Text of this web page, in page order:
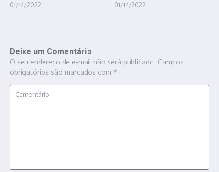
01/14/2022 01/14/2022
Deixe um Comentário
O seu endereço de e-mail não será publicado. Campos
obrigatórios são marcados com *